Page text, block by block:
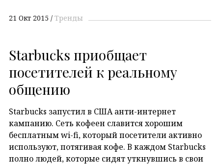
21 Окт 2015 Тренды
Starbucks приобщает
посетителей к реальному
общению
Starbucks запустил в США анти-интернет
кампанию. Сеть кофеен славится хорошим
бесплатным wi-fi, который посетители активно
используют, потягивая кофе. В каждом Starbuсks
полно людей, которые сидят уткнувшись в свои